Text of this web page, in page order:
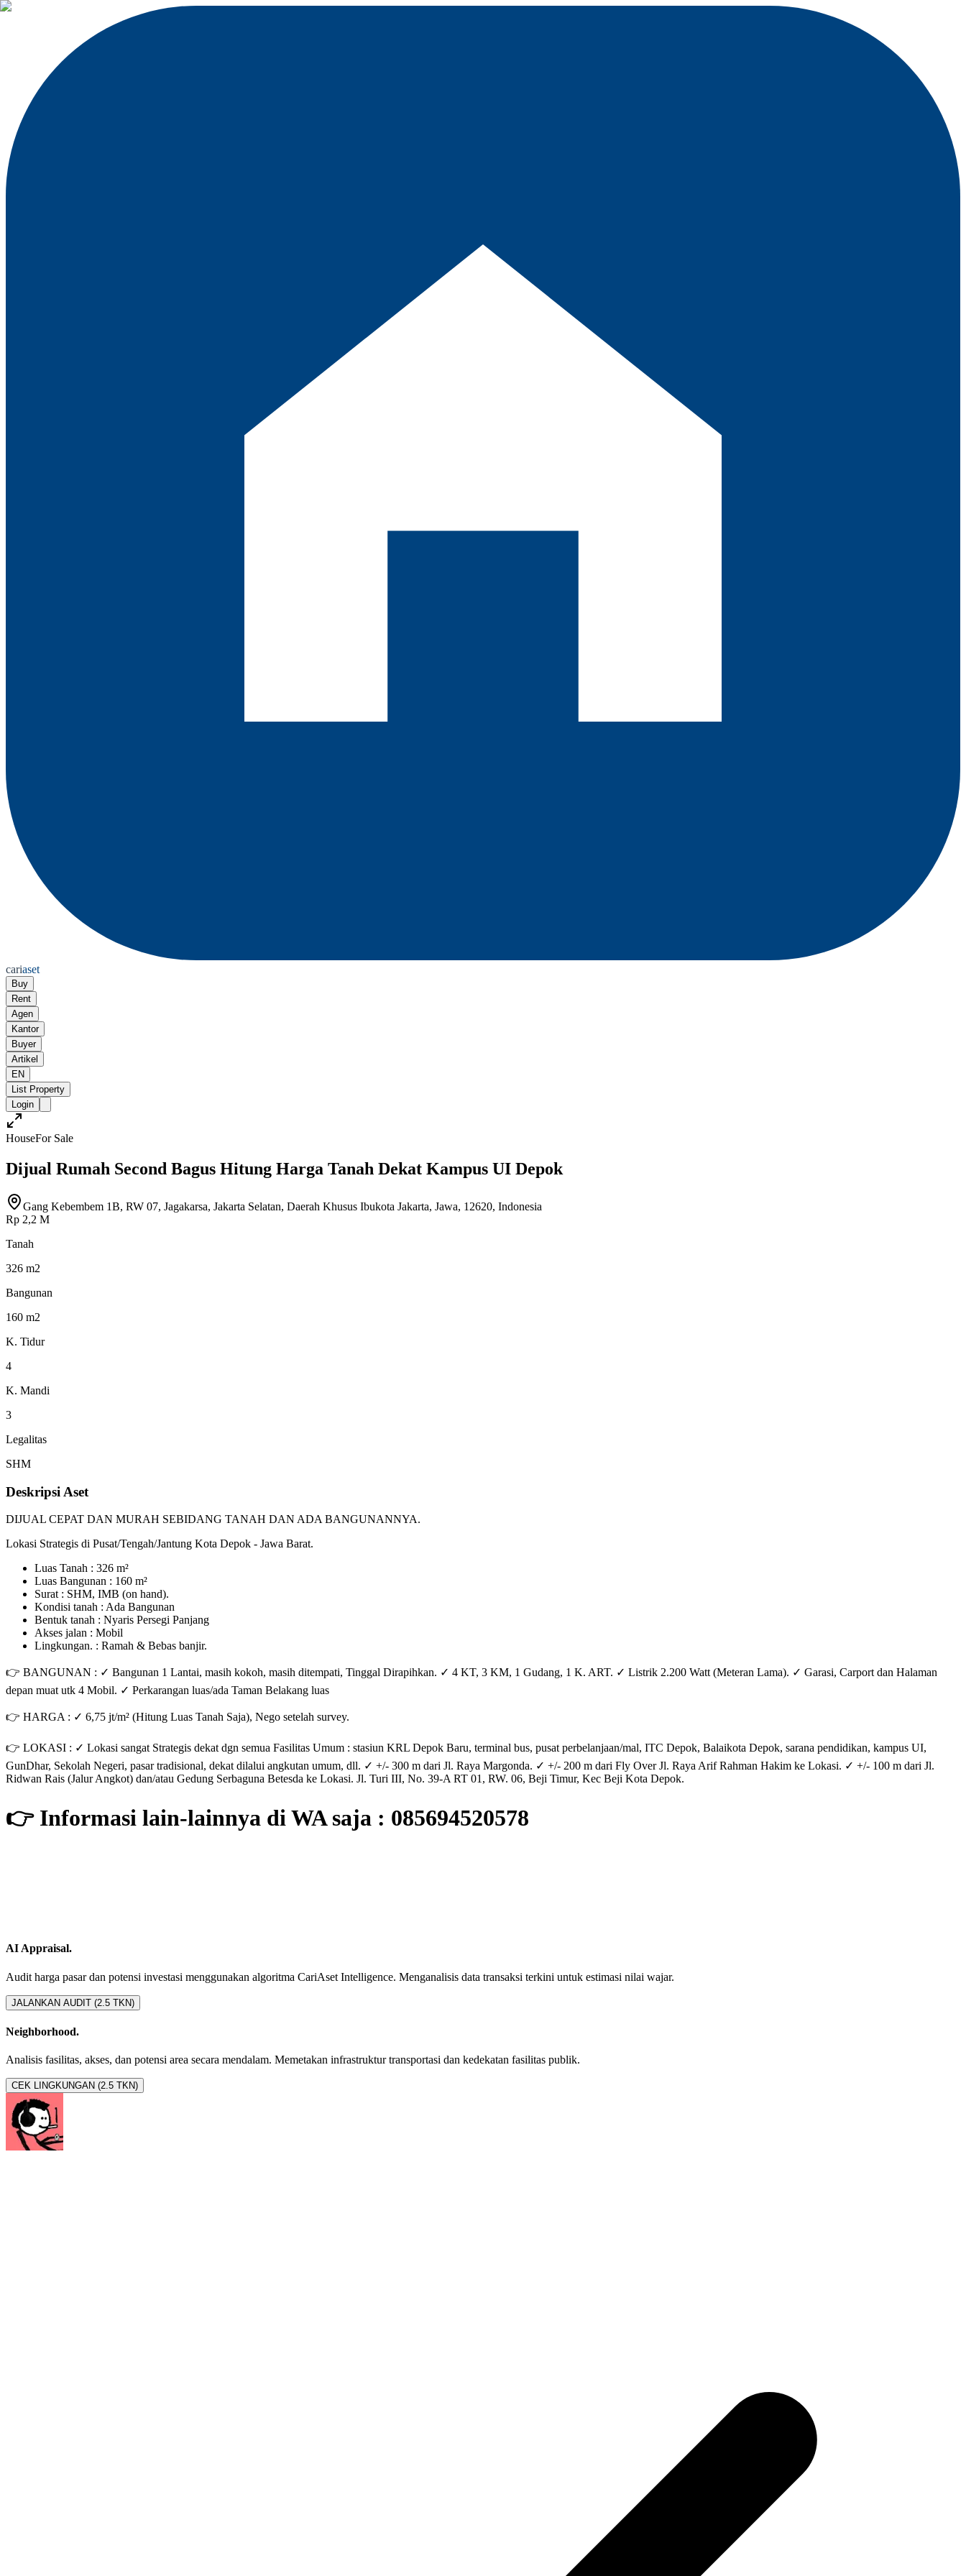
cariaset
Buy
Rent
Agen
Kantor
Buyer
Artikel
EN
List Property
Login
HouseFor Sale
Dijual Rumah Second Bagus Hitung Harga Tanah Dekat Kampus UI Depok
Gang Kebembem 1B, RW 07, Jagakarsa, Jakarta Selatan, Daerah Khusus Ibukota Jakarta, Jawa, 12620, Indonesia
Rp 2,2 M
Tanah
326 m2
Bangunan
160 m2
K. Tidur
4
K. Mandi
3
Legalitas
SHM
Deskripsi Aset
DIJUAL CEPAT DAN MURAH SEBIDANG TANAH DAN ADA BANGUNANNYA.
Lokasi Strategis di Pusat/Tengah/Jantung Kota Depok - Jawa Barat.
Luas Tanah : 326 m²
Luas Bangunan : 160 m²
Surat : SHM, IMB (on hand).
Kondisi tanah : Ada Bangunan
Bentuk tanah : Nyaris Persegi Panjang
Akses jalan : Mobil
Lingkungan. : Ramah & Bebas banjir.
👉 BANGUNAN : ✓ Bangunan 1 Lantai, masih kokoh, masih ditempati, Tinggal Dirapihkan. ✓ 4 KT, 3 KM, 1 Gudang, 1 K. ART. ✓ Listrik 2.200 Watt (Meteran Lama). ✓ Garasi, Carport dan Halaman
depan muat utk 4 Mobil. ✓ Perkarangan luas/ada Taman Belakang luas
👉 HARGA : ✓ 6,75 jt/m² (Hitung Luas Tanah Saja), Nego setelah survey.
👉 LOKASI : ✓ Lokasi sangat Strategis dekat dgn semua Fasilitas Umum : stasiun KRL Depok Baru, terminal bus, pusat perbelanjaan/mal, ITC Depok, Balaikota Depok, sarana pendidikan, kampus UI,
GunDhar, Sekolah Negeri, pasar tradisional, dekat dilalui angkutan umum, dll. ✓ +/- 300 m dari Jl. Raya Margonda. ✓ +/- 200 m dari Fly Over Jl. Raya Arif Rahman Hakim ke Lokasi. ✓ +/- 100 m dari Jl.
Ridwan Rais (Jalur Angkot) dan/atau Gedung Serbaguna Betesda ke Lokasi. Jl. Turi III, No. 39-A RT 01, RW. 06, Beji Timur, Kec Beji Kota Depok.
👉 Informasi lain-lainnya di WA saja : 085694520578
AI Appraisal.
Audit harga pasar dan potensi investasi menggunakan algoritma CariAset Intelligence. Menganalisis data transaksi terkini untuk estimasi nilai wajar.
JALANKAN AUDIT (2.5 TKN)
Neighborhood.
Analisis fasilitas, akses, dan potensi area secara mendalam. Memetakan infrastruktur transportasi dan kedekatan fasilitas publik.
CEK LINGKUNGAN (2.5 TKN)